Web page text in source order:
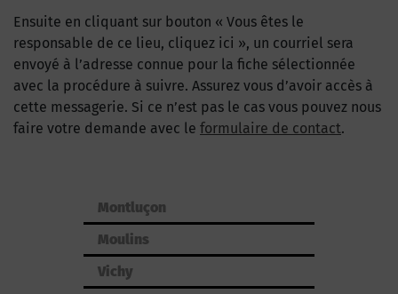
Ensuite en cliquant sur bouton « Vous êtes le
responsable de ce lieu, cliquez ici », un courriel sera
envoyé à l’adresse connue pour la fiche sélectionnée
avec la procédure à suivre. Assurez vous d’avoir accès à
cette messagerie. Si ce n’est pas le cas vous pouvez nous
faire votre demande avec le formulaire de contact.
Montluçon
Moulins
Vichy